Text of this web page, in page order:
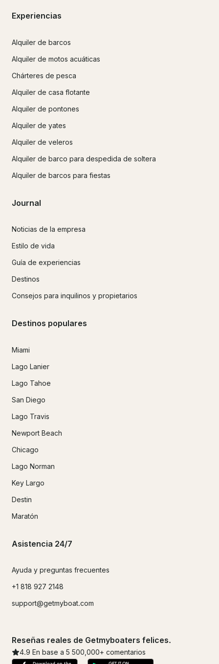
Experiencias
Alquiler de barcos
Alquiler de motos acuáticas
Chárteres de pesca
Alquiler de casa flotante
Alquiler de pontones
Alquiler de yates
Alquiler de veleros
Alquiler de barco para despedida de soltera
Alquiler de barcos para fiestas
Journal
Noticias de la empresa
Estilo de vida
Guía de experiencias
Destinos
Consejos para inquilinos y propietarios
Destinos populares
Miami
Lago Lanier
Lago Tahoe
San Diego
Lago Travis
Newport Beach
Chicago
Lago Norman
Key Largo
Destin
Maratón
Asistencia 24/7
Ayuda y preguntas frecuentes
+1 818 927 2148
support@getmyboat.com
Reseñas reales de Getmyboaters felices.
4.9 En base a 5 500,000+ comentarios